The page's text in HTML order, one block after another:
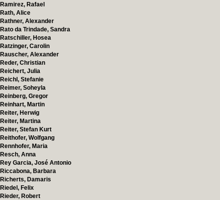
Ramirez, Rafael
Rath, Alice
Rathner, Alexander
Rato da Trindade, Sandra
Ratschiller, Hosea
Ratzinger, Carolin
Rauscher, Alexander
Reder, Christian
Reichert, Julia
Reichl, Stefanie
Reimer, Soheyla
Reinberg, Gregor
Reinhart, Martin
Reiter, Herwig
Reiter, Martina
Reiter, Stefan Kurt
Reithofer, Wolfgang
Rennhofer, Maria
Resch, Anna
Rey Garcia, José Antonio
Riccabona, Barbara
Richerts, Damaris
Riedel, Felix
Rieder, Robert